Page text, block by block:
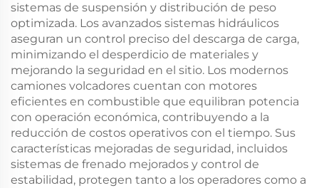
sistemas de suspensión y distribución de peso
optimizada. Los avanzados sistemas hidráulicos
aseguran un control preciso del descarga de carga,
minimizando el desperdicio de materiales y
mejorando la seguridad en el sitio. Los modernos
camiones volcadores cuentan con motores
eficientes en combustible que equilibran potencia
con operación económica, contribuyendo a la
reducción de costos operativos con el tiempo. Sus
características mejoradas de seguridad, incluidos
sistemas de frenado mejorados y control de
estabilidad, protegen tanto a los operadores como a